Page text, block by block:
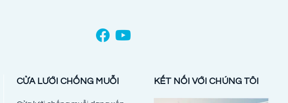
CỬA LƯỚI CHỐNG MUỖI KẾT NỐI VỚI CHÚNG TÔI